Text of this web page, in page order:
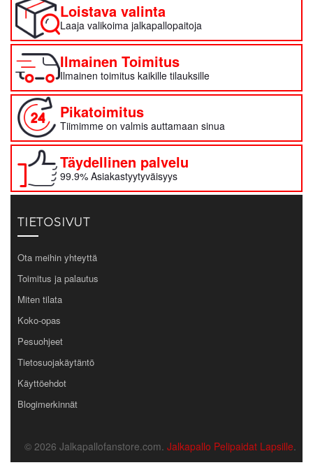
Loistava valinta
Laaja valikoima jalkapallopaitoja
Ilmainen Toimitus
Ilmainen toimitus kaikille tilauksille
Pikatoimitus
Tiimimme on valmis auttamaan sinua
Täydellinen palvelu
99.9% Asiakastyytyväisyys
TIETOSIVUT
Ota meihin yhteyttä
Toimitus ja palautus
Miten tilata
Koko-opas
Pesuohjeet
Tietosuojakäytäntö
Käyttöehdot
Blogimerkinnät
© 2026 Jalkapallofanstore.com. Jalkapallo Pelipaidat Lapsille.